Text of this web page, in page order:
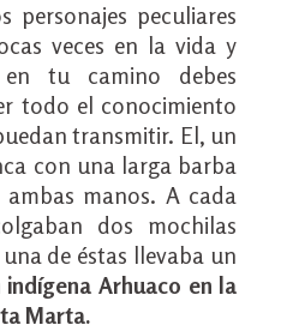
personajes peculiares
veces en la vida y
tu camino debes
todo el conocimiento
transmitir. El, un
con una larga barba
manos. A cada
dos mochilas
de éstas llevaba un
Arhuaco en la
Marta.